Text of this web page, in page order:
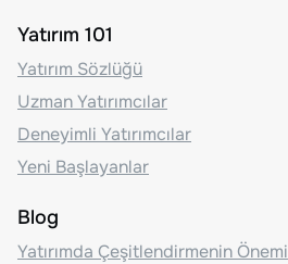
Yatırım 101
Yatırım Sözlüğü
Uzman Yatırımcılar
Deneyimli Yatırımcılar
Yeni Başlayanlar
Blog
Yatırımda Çeşitlendirmenin Önemi